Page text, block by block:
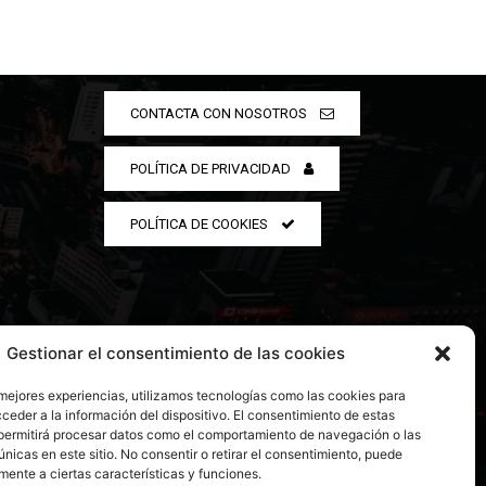
Gestionar el consentimiento de las cookies
experiencias, utilizamos tecnologías como las cookies para
a la información del dispositivo. El consentimiento de estas
procesar datos como el comportamiento de navegación o las
en este sitio. No consentir o retirar el consentimiento, puede
a ciertas características y funciones.
CONTACTA CON NOSOTROS
POLÍTICA DE PRIVACIDAD
POLÍTICA DE COOKIES